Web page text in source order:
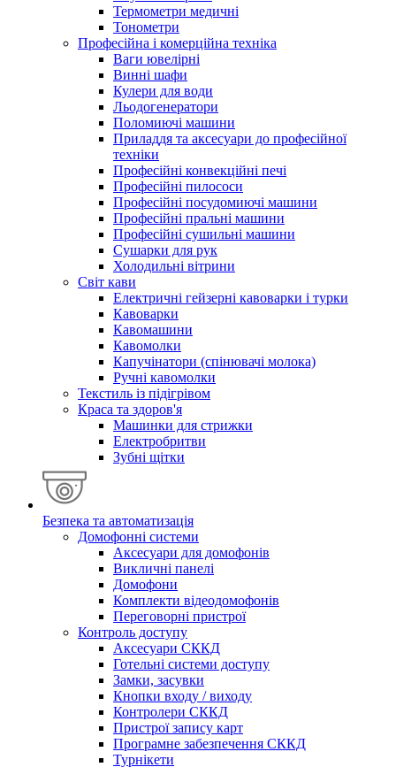
Термометри медичні
Тонометри
Професійна і комерційна техніка
Ваги ювелірні
Винні шафи
Кулери для води
Льодогенератори
Поломиючі машини
Приладдя та аксесуари до професійної
техніки
Професійні конвекційні печі
Професійні пилососи
Професійні посудомиючі машини
Професійні пральні машини
Професійні сушильні машини
Сушарки для рук
Холодильні вітрини
Світ кави
Електричні гейзерні кавоварки і турки
Кавоварки
Кавомашини
Кавомолки
Капучінатори (спінювачі молока)
Ручні кавомолки
Текстиль із підігрівом
Краса та здоров'я
Машинки для стрижки
Електробритви
Зубні щітки
Безпека та автоматизація
Домофонні системи
Аксесуари для домофонів
Викличні панелі
Домофони
Комплекти відеодомофонів
Переговорні пристрої
Контроль доступу
Аксесуари СККД
Готельні системи доступу
Замки, засувки
Кнопки входу / виходу
Контролери СККД
Пристрої запису карт
Програмне забезпечення СККД
Турнікети